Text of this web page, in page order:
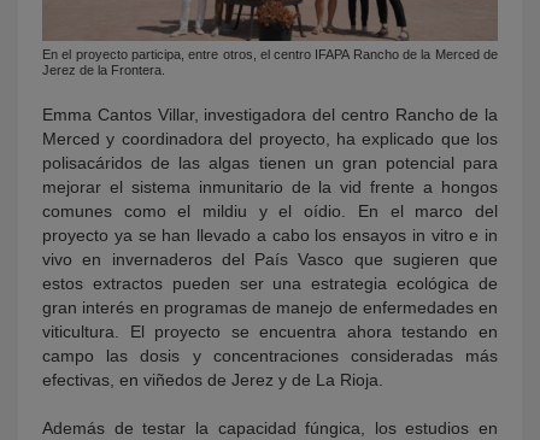
En el proyecto participa, entre otros, el centro IFAPA Rancho de la Merced de
Jerez de la Frontera.
Emma Cantos Villar, investigadora del centro Rancho de la
Merced y coordinadora del proyecto, ha explicado que los
polisacáridos de las algas tienen un gran potencial para
mejorar el sistema inmunitario de la vid frente a hongos
comunes como el mildiu y el oídio. En el marco del
proyecto ya se han llevado a cabo los ensayos in vitro e in
vivo en invernaderos del País Vasco que sugieren que
estos extractos pueden ser una estrategia ecológica de
gran interés en programas de manejo de enfermedades en
viticultura. El proyecto se encuentra ahora testando en
campo las dosis y concentraciones consideradas más
efectivas, en viñedos de Jerez y de La Rioja.
Además de testar la capacidad fúngica, los estudios en